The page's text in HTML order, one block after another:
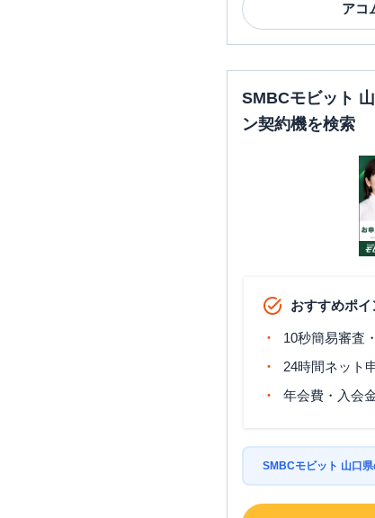
アコ
SMBCモビット
ン契約機を検索
おすすめポイ
10秒簡易審査
24時間ネット
年会費・入会
SMBCモビット 山口